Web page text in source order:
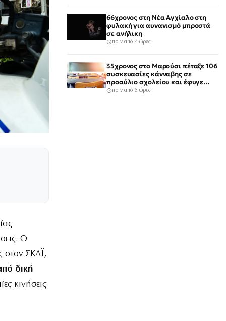
Ο
στον ΣΚΑΪ,
δική
κινήσεις
66χρονος στη Νέα Αγχίαλο στη
φυλακή για αυνανισμό μπροστά
σε ανήλικη
πριν από 4 ώρες
35χρονος στο Μαρούσι πέταξε 106
συσκευασίες κάνναβης σε
προαύλιο σχολείου και έφυγε
μόλις είδε τη ΔΙ.ΑΣ.
πριν από 5 ώρες